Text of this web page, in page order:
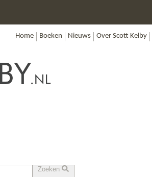
Home Boeken Nieuws Over Scott Kelby
Zoeken